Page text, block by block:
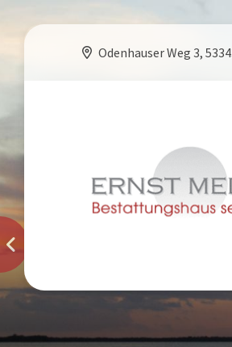
Odenhauser Weg 3,